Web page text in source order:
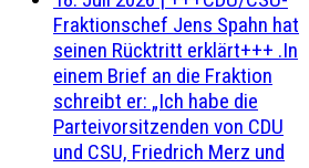
Fraktionschef Jens Spahn hat
seinen Rücktritt erklärt+++ .In
einem Brief an die Fraktion
schreibt er: „Ich habe die
Parteivorsitzenden von CDU
und CSU, Friedrich Merz und